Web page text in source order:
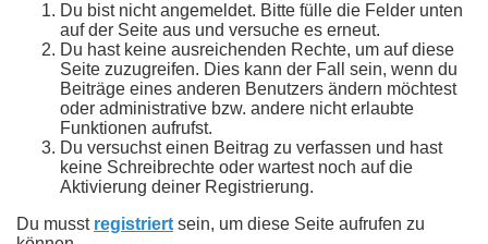
Du bist nicht angemeldet. Bitte fülle die Felder unten
auf der Seite aus und versuche es erneut.
Du hast keine ausreichenden Rechte, um auf diese
Seite zuzugreifen. Dies kann der Fall sein, wenn du
Beiträge eines anderen Benutzers ändern möchtest
oder administrative bzw. andere nicht erlaubte
Funktionen aufrufst.
Du versuchst einen Beitrag zu verfassen und hast
keine Schreibrechte oder wartest noch auf die
Aktivierung deiner Registrierung.
Du musst registriert sein, um diese Seite aufrufen zu